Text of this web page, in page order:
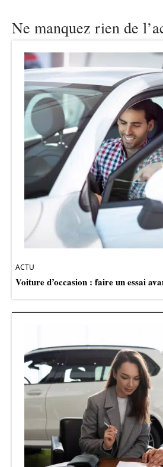
Ne manquez rien de
ACTU
Voiture d’occasion : faire un essai